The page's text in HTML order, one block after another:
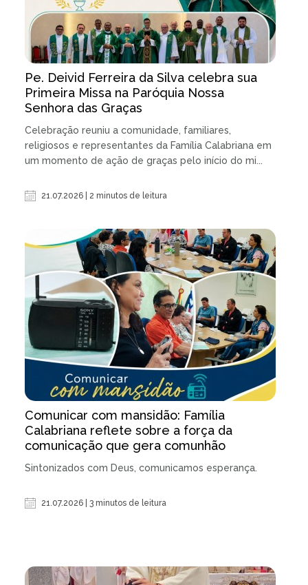
Pe. Deivid Ferreira da Silva celebra sua
Primeira Missa na Paróquia Nossa
Senhora das Graças
Celebração reuniu a comunidade, familiares,
religiosos e representantes da Família Calabriana em
um momento de ação de graças pelo início do mi...
21.07.2026 | 2 minutos de leitura
Comunicar com mansidão: Família
Calabriana reflete sobre a força da
comunicação que gera comunhão
Sintonizados com Deus, comunicamos esperança.
21.07.2026 | 3 minutos de leitura